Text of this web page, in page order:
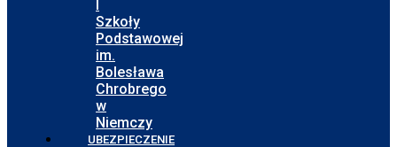
I
Szkoły
Podstawowej
im.
Bolesława
Chrobrego
w
Niemczy
UBEZPIECZENIE